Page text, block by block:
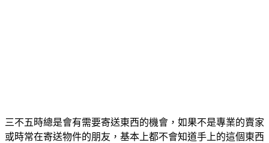
三不五時總是會有需要寄送東西的機會，如果不是專業的賣家
或時常在寄送物件的朋友，基本上都不會知道手上的這個東西